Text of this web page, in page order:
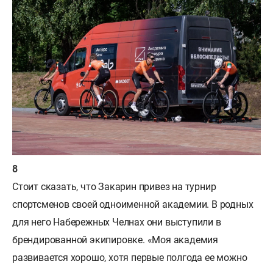
Стоит сказать, что Закарин привез на турнир
спортсменов своей одноименной академии. В родных
для него Набережных Челнах они выступили в
брендированной экипировке. «Моя академия
развивается хорошо, хотя первые полгода ее можно